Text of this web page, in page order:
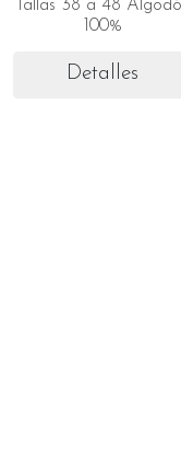
Tallas 38 a 48
100%
Detalles